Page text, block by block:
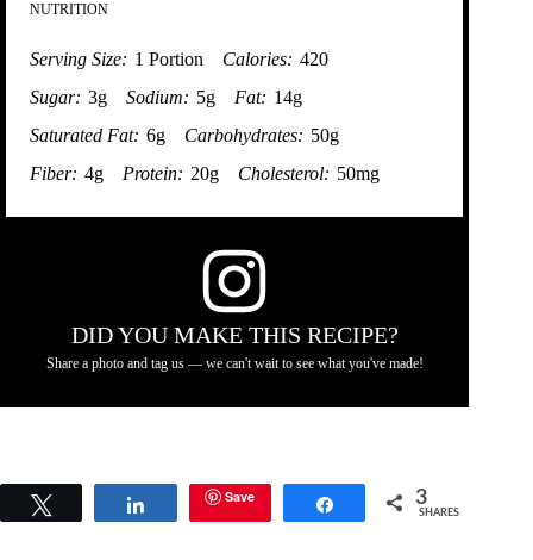
NUTRITION
Serving Size: 1 Portion Calories: 420
Sugar: 3g Sodium: 5g Fat: 14g
Saturated Fat: 6g Carbohydrates: 50g
Fiber: 4g Protein: 20g Cholesterol: 50mg
DID YOU MAKE THIS RECIPE?
Share a photo and tag us — we can't wait to see what you've made!
Save Share 3
SHARES